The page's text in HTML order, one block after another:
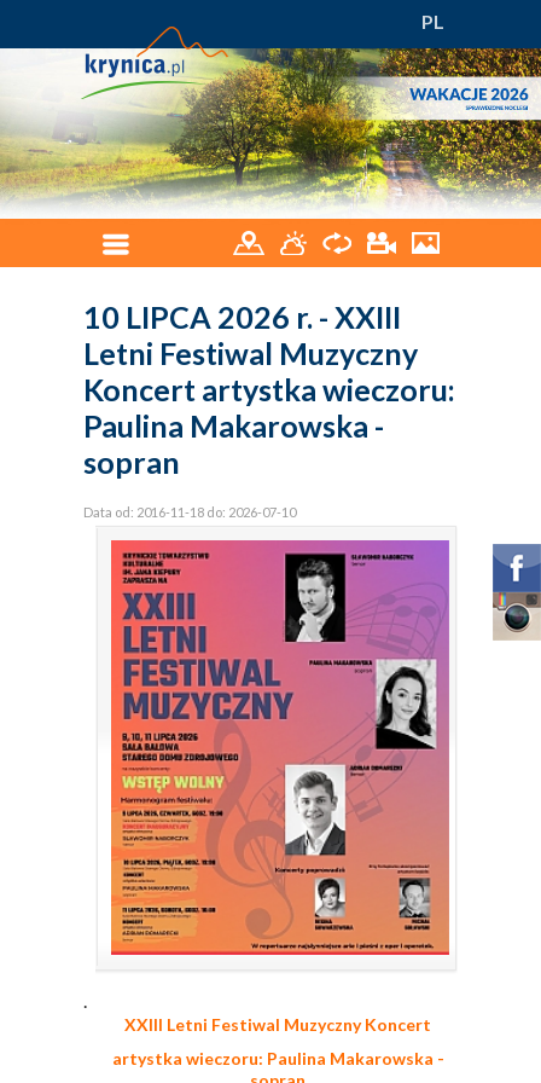
PL
10 LIPCA 2026 r. - XXIII
Letni Festiwal Muzyczny
Koncert artystka wieczoru:
Paulina Makarowska -
sopran
Data od: 2016-11-18 do: 2026-07-10
.
XXIII Letni Festiwal Muzyczny Koncert
artystka wieczoru: Paulina Makarowska -